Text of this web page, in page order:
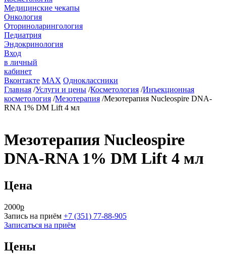
Медицинские чекапы
Онкология
Оториноларингология
Педиатрия
Эндокринология
Вход
в личный
кабинет
Вконтакте MAX Одноклассники
Главная /Услуги и цены /Косметология /Инъекционная
косметология /Мезотерапия /Мезотерапия Nucleospire DNA-
RNA 1% DM Lift 4 мл
Мезотерапия Nucleospire
DNA-RNA 1% DM Lift 4 мл
Цена
2000р
Запись на приём +7 (351) 77-88-905
Записаться на приём
Цены